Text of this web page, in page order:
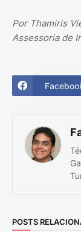
Por Thamiris
Assessoria de
POSTS